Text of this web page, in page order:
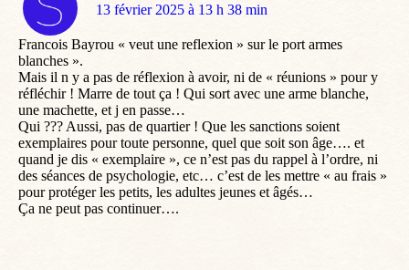
dit
13 février 2025 à 13 h 38 min
Francois Bayrou « veut une reflexion » sur le port armes
blanches ».
Mais il n y a pas de réflexion à avoir, ni de « réunions » pour y
réfléchir ! Marre de tout ça ! Qui sort avec une arme blanche,
une machette, et j en passe…
Qui ??? Aussi, pas de quartier ! Que les sanctions soient
exemplaires pour toute personne, quel que soit son âge…. et
quand je dis « exemplaire », ce n’est pas du rappel à l’ordre, ni
des séances de psychologie, etc… c’est de les mettre « au frais »
pour protéger les petits, les adultes jeunes et âgés…
Ça ne peut pas continuer….